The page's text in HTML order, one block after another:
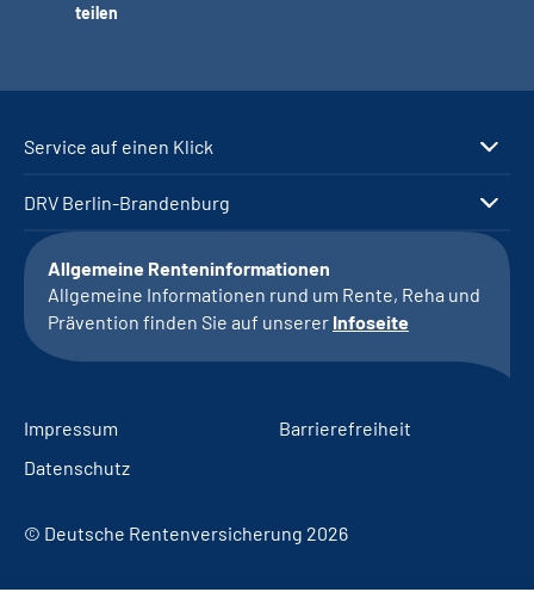
teilen
Service auf einen Klick
DRV Berlin-Brandenburg
Allgemeine Renteninformationen
Allgemeine Informationen rund um Rente, Reha und
Prävention finden Sie auf unserer Infoseite
Impressum
Barrierefreiheit
Datenschutz
© Deutsche Rentenversicherung 2026